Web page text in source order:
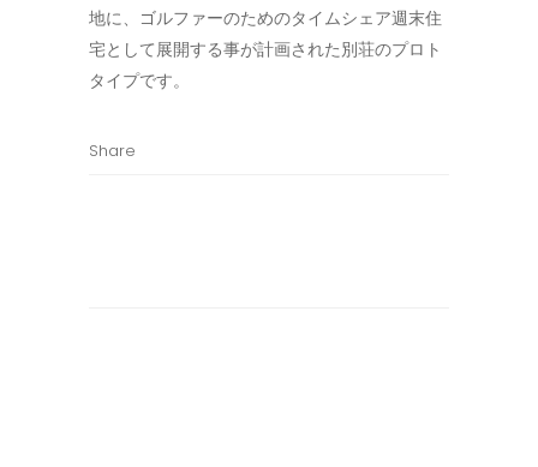
地に、ゴルファーのためのタイムシェア週末住
宅として展開する事が計画された別荘のプロト
タイプです。
Share